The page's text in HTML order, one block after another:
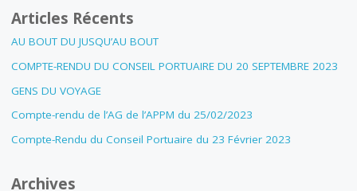
Articles Récents
AU BOUT DU JUSQU’AU BOUT
COMPTE-RENDU DU CONSEIL PORTUAIRE DU 20 SEPTEMBRE 2023
GENS DU VOYAGE
Compte-rendu de l’AG de l’APPM du 25/02/2023
Compte-Rendu du Conseil Portuaire du 23 Février 2023
Archives